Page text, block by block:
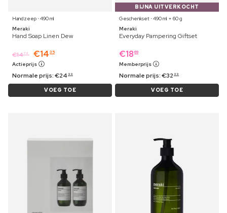
Handzeep ⋅ 490 ml
Meraki
Hand Soap Linen Dew
€1479 €14 35
Actieprijs
Normale prijs:€24 99
VOEG TOE
BIJNA UITVERKOCHT
Geschenkset ⋅ 490 ml + 60 g
Meraki
Everyday Pampering Giftset
€18 69
Memberprijs
Normale prijs:€32 99
VOEG TOE